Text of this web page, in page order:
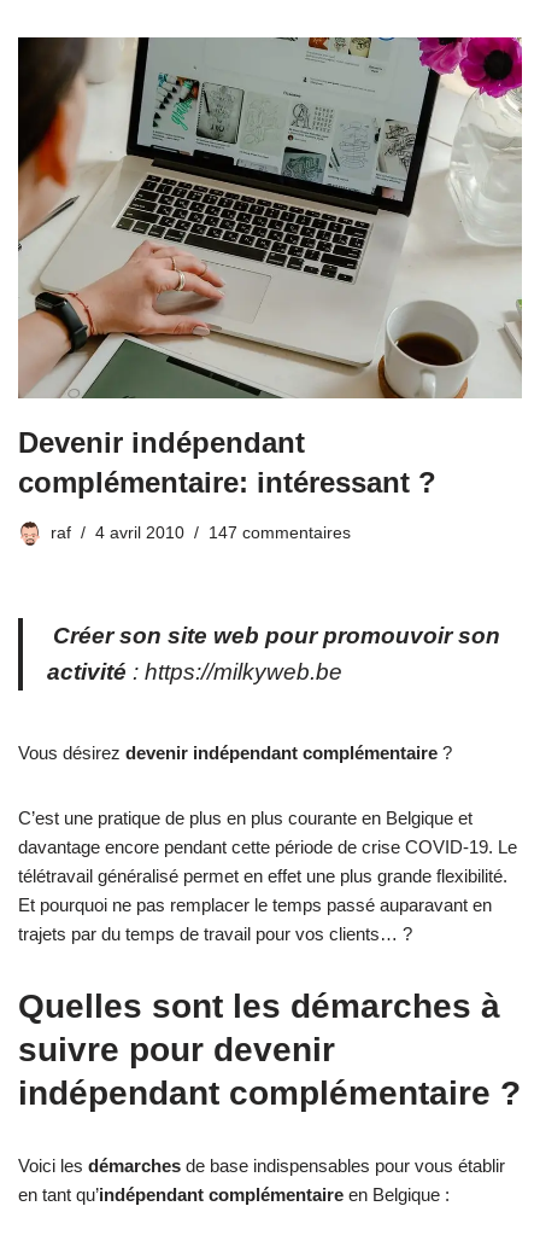
Devenir indépendant
complémentaire: intéressant ?
raf 4 avril 2010 147 commentaires
Créer son site web pour promouvoir son
activité : https://milkyweb.be
Vous désirez devenir indépendant complémentaire ?
C’est une pratique de plus en plus courante en Belgique et
davantage encore pendant cette période de crise COVID-19. Le
télétravail généralisé permet en effet une plus grande flexibilité.
Et pourquoi ne pas remplacer le temps passé auparavant en
trajets par du temps de travail pour vos clients… ?
Quelles sont les démarches à
suivre pour devenir
indépendant complémentaire ?
Voici les démarches de base indispensables pour vous établir
en tant qu’indépendant complémentaire en Belgique :